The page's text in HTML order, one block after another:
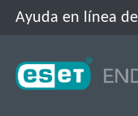
Ayuda en línea de